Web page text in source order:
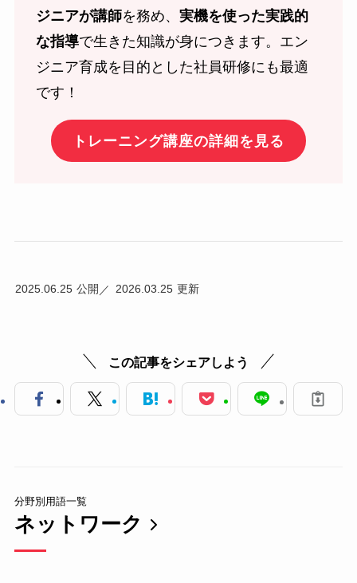
ジニアが講師を務め、 実機を使った実践的
な指導で生きた知識が身につきます。エン
ジニア育成を目的とした社員研修にも最適
です！
トレーニング講座の詳細を見る
2025.06.25 2026.03.25
この記事をシェアしよう
分野別用語一覧
ネットワーク